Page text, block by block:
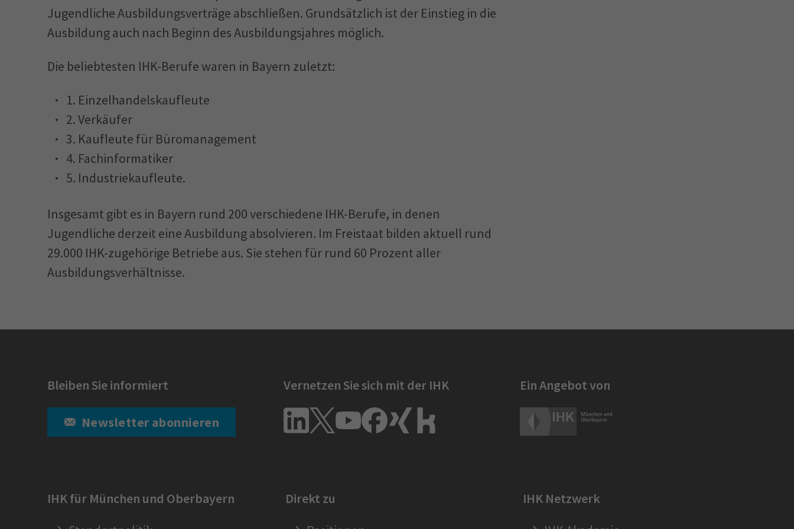
Jugendliche Ausbildungsverträge abschließen. Grundsätzlich ist der Einstieg in die
Ausbildung auch nach Beginn des Ausbildungsjahres möglich.
Die beliebtesten IHK-Berufe waren in Bayern zuletzt:
1. Einzelhandelskaufleute
2. Verkäufer
3. Kaufleute für Büromanagement
4. Fachinformatiker
5. Industriekaufleute.
Insgesamt gibt es in Bayern rund 200 verschiedene IHK-Berufe, in denen
Jugendliche derzeit eine Ausbildung absolvieren. Im Freistaat bilden aktuell rund
29.000 IHK-zugehörige Betriebe aus. Sie stehen für rund 60 Prozent aller
Ausbildungsverhältnisse.
Bleiben Sie informiert
Newsletter abonnieren
Vernetzen Sie sich mit der IHK Ein Angebot von
IHK für München und Oberbayern
Direkt zu
IHK Netzwerk